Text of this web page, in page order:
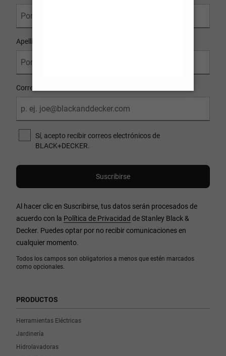
Todos los campos son obligatorios a menos que estén marcados
como opcionales.
Apellido
Correo Electrónico
Sí, acepto recibir correos electrónicos de
BLACK+DECKER.
Al hacer clic en Suscribirse, tus datos serán procesados de
acuerdo con la Política de Privacidad de Stanley Black &
Decker. Puedes optar por no recibir comunicaciones en
cualquier momento.
PRODUCTOS
Herramientas Eléctricas
Jardinería
Hidrolavadoras